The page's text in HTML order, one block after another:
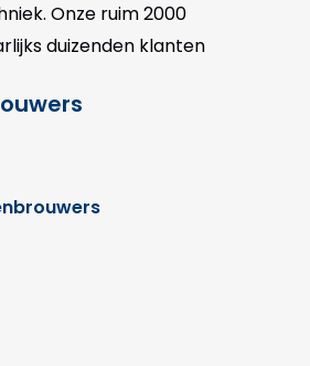
Onze ruim 2000
duizenden klanten